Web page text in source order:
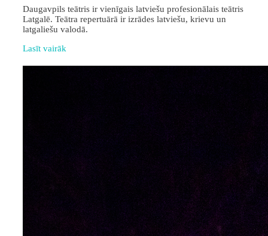
Daugavpils teātris ir vienīgais latviešu profesionālais teātris
Latgalē. Teātra repertuārā ir izrādes latviešu, krievu un
latgaliešu valodā.
Lasīt vairāk